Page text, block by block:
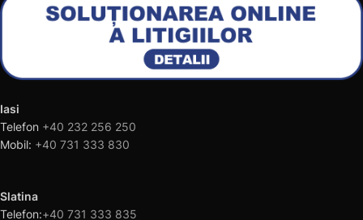
Iasi
Telefon +40 232 256 250
Mobil: +40 731 333 830
Slatina
Telefon:+40 731 333 835